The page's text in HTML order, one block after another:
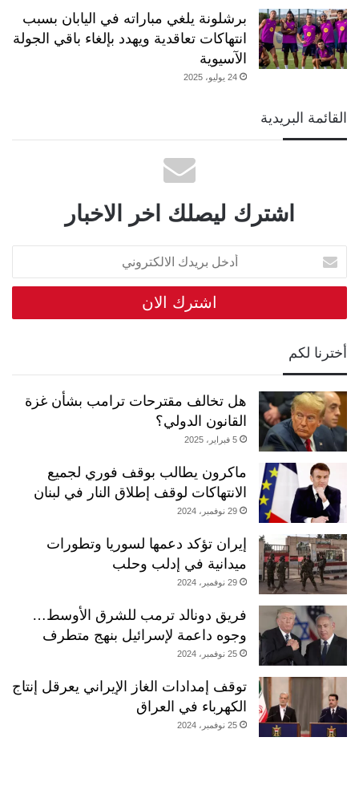
برشلونة يلغي مباراته في اليابان بسبب
انتهاكات تعاقدية ويهدد بإلغاء باقي الجولة
الآسيوية
24 يوليو، 2025
القائمة البريدية
اشترك ليصلك اخر الاخبار
أدخل
بريدك
الالكتروني
أخترنا لكم
هل تخالف مقترحات ترامب بشأن غزة
القانون الدولي؟
5 فبراير، 2025
ماكرون يطالب بوقف فوري لجميع
الانتهاكات لوقف إطلاق النار في لبنان
29 نوفمبر، 2024
إيران تؤكد دعمها لسوريا وتطورات
ميدانية في إدلب وحلب
29 نوفمبر، 2024
فريق دونالد ترمب للشرق الأوسط…
وجوه داعمة لإسرائيل بنهج متطرف
25 نوفمبر، 2024
توقف إمدادات الغاز الإيراني يعرقل إنتاج
الكهرباء في العراق
25 نوفمبر، 2024